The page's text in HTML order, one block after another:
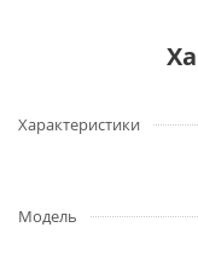
Характеристики
Модель